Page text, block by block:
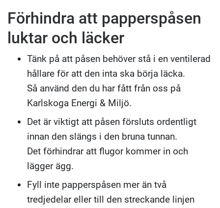
Förhindra att papperspåsen
luktar och läcker
Tänk på att påsen behöver stå i en ventilerad
hållare för att den inta ska börja läcka.
Så använd den du har fått från oss på
Karlskoga Energi & Miljö.
Det är viktigt att påsen försluts ordentligt
innan den slängs i den bruna tunnan.
Det förhindrar att flugor kommer in och
lägger ägg.
Fyll inte papperspåsen mer än två
tredjedelar eller till den streckande linjen